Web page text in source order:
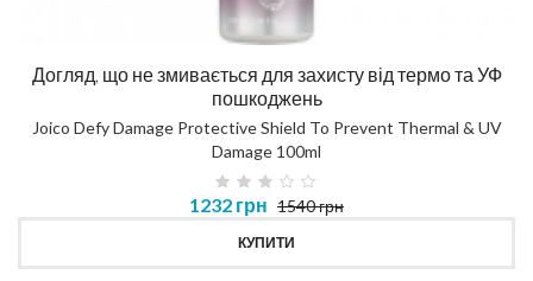
Догляд, що не змивається для захисту від термо та УФ
пошкоджень
Joico Defy Damage Protective Shield To Prevent Thermal & UV
Damage 100ml
1232 грн 1540 грн
КУПИТИ